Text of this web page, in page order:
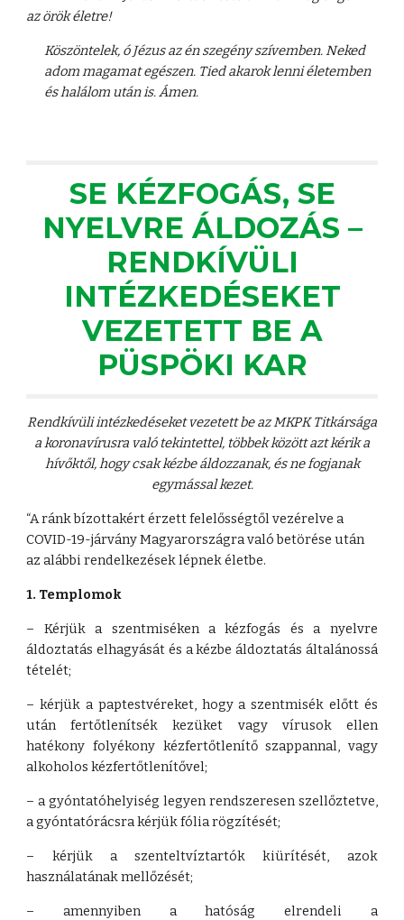
az örök életre!
Köszöntelek, ó Jézus az én szegény szívemben. Neked
adom magamat egészen. Tied akarok lenni életemben
és halálom után is. Ámen.
SE KÉZFOGÁS, SE
NYELVRE ÁLDOZÁS –
RENDKÍVÜLI
INTÉZKEDÉSEKET
VEZETETT BE A
PÜSPÖKI KAR
Rendkívüli intézkedéseket vezetett be az MKPK Titkársága
a koronavírusra való tekintettel, többek között azt kérik a
hívőktől, hogy csak kézbe áldozzanak, és ne fogjanak
egymással kezet.
“A ránk bízottakért érzett felelősségtől vezérelve a
COVID-19-járvány Magyarországra való betörése után
az alábbi rendelkezések lépnek életbe.
1. Templomok
– Kérjük a szentmiséken a kézfogás és a nyelvre
áldoztatás elhagyását és a kézbe áldoztatás általánossá
tételét;
– kérjük a paptestvéreket, hogy a szentmisék előtt és
után fertőtlenítsék kezüket vagy vírusok ellen
hatékony folyékony kézfertőtlenítő szappannal, vagy
alkoholos kézfertőtlenítővel;
– a gyóntatóhelyiség legyen rendszeresen szellőztetve,
a gyóntatórácsra kérjük fólia rögzítését;
– kérjük a szenteltvíztartók kiürítését, azok
használatának mellőzését;
– amennyiben a hatóság elrendeli a